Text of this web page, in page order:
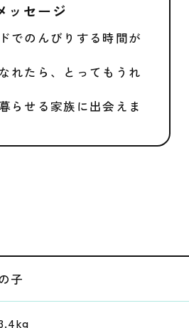
ッセージ
でのんびりする時間が
れたら、とってもうれ
らせる家族に出会えま
子